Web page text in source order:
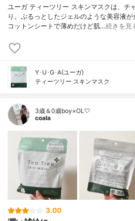
ユーガ ティーツリー スキンマスクは、チ
り。ぷるっとしたジェルのような美容液が
コットンシートで薄めだけど肌…続きを見
Y･U･G･A(ユーガ)
ティーツリー スキンマスク
3歳＆0歳boy×OL🤍
coala
3.00